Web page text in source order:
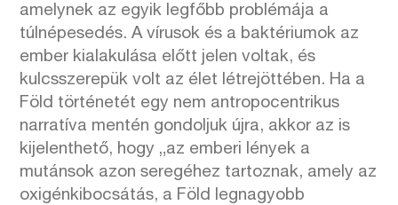
amelynek az egyik legfőbb problémája a
túlnépesedés. A vírusok és a baktériumok az
ember kialakulása előtt jelen voltak, és
kulcsszerepük volt az élet létrejöttében. Ha a
Föld történetét egy nem antropocentrikus
narratíva mentén gondoljuk újra, akkor az is
kijelenthető, hogy „az emberi lények a
mutánsok azon seregéhez tartoznak, amely az
oxigénkibocsátás, a Föld legnagyobb